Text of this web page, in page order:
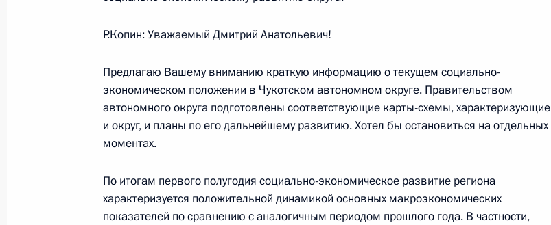
27 июля 2008 года, воскресенье
кинофестиваля «Балтийские дебюты»
27 июля 2008 года, 18:30
Поздравление кинооператору Анатолию Мукасею с Днём
рождения
Р.Копин: Уважаемый Дмитрий Анатольевич!
Предлагаю Вашему вниманию краткую информацию о текущем социально-
экономическом положении в Чукотском автономном округе. Правительством
автономного округа подготовлены соответствующие карты-схемы, характеризующие
и округ, и планы по его дальнейшему развитию. Хотел бы остановиться на отдельных
моментах.
По итогам первого полугодия социально-экономическое развитие региона
характеризуется положительной динамикой основных макроэкономических
показателей по сравнению с аналогичным периодом прошлого года. В частности,